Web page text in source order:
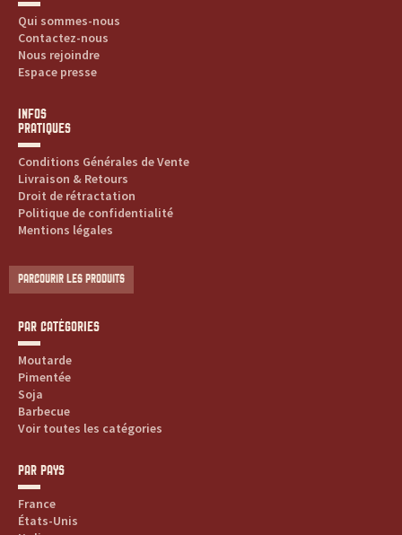
Qui sommes-nous
Contactez-nous
Nous rejoindre
Espace presse
INFOS
PRATIQUES
Conditions Générales de Vente
Livraison & Retours
Droit de rétractation
Politique de confidentialité
Mentions légales
PARCOURIR LES PRODUITS
PAR CATÉGORIES
Moutarde
Pimentée
Soja
Barbecue
Voir toutes les catégories
PAR PAYS
France
États-Unis